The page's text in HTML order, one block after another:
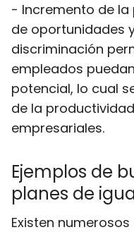
- Incremento de la
de oportunidades
discriminación
empleados
potencial, lo cual
de la
empresariales.
Ejemplos de
planes de
Existen